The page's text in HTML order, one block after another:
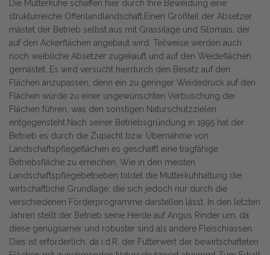
Die Mutterkühe schaffen hier durch Ihre Beweidung eine
strukturreiche Offenlandlandschaft.Einen Großteil der Absetzer
mästet der Betrieb selbst aus mit Grassilage und Silomais, der
auf den Ackerflächen angebaut wird. Teilweise werden auch
noch weibliche Absetzer zugekauft und auf den Weideflächen
gemästet. Es wird versucht hierdurch den Besatz auf den
Flächen anzupassen, denn ein zu geringer Weidedruck auf den
Flächen würde zu einer ungewünschten Verbuschung der
Flächen führen, was den sonstigen Naturschutzzielen
entgegensteht.Nach seiner Betriebsgründung in 1995 hat der
Betrieb es durch die Zupacht bzw. Übernahme von
Landschaftspflegeflächen es geschafft eine tragfähige
Betriebsfläche zu erreichen. Wie in den meisten
Landschaftspflegebetrieben bildet die Mutterkuhhaltung die
wirtschaftliche Grundlage, die sich jedoch nur durch die
verschiedenen Förderprogramme darstellen lässt. In den letzten
Jahren stellt der Betrieb seine Herde auf Angus Rinder um, da
diese genügsamer und robuster sind als andere Fleischrassen.
Dies ist erforderlich, da i.d.R. der Futterwert der bewirtschafteten